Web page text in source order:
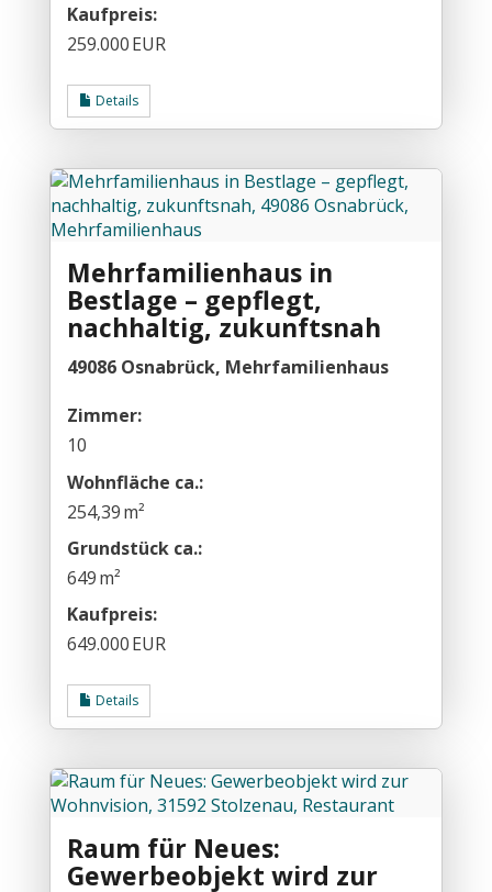
Kaufpreis:
259.000 EUR
Details
Mehrfamilienhaus in
Bestlage – gepflegt,
nachhaltig, zukunftsnah
49086 Osnabrück, Mehrfamilienhaus
Zimmer:
10
Wohnfläche ca.:
254,39 m²
Grund­stück ca.:
649 m²
Kaufpreis:
649.000 EUR
Details
Raum für Neues:
Gewerbeobjekt wird zur